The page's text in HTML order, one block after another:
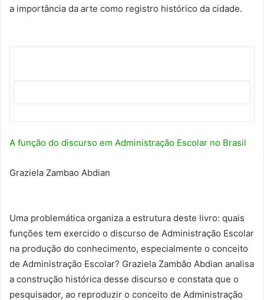
a importância da arte como registro histórico da cidade.
A função do discurso em Administração Escolar no Brasil
Graziela Zambao Abdian
Uma problemática organiza a estrutura deste livro: quais
funções tem exercido o discurso de Administração Escolar
na produção do conhecimento, especialmente o conceito
de Administração Escolar? Graziela Zambão Abdian analisa
a construção histórica desse discurso e constata que o
pesquisador, ao reproduzir o conceito de Administração